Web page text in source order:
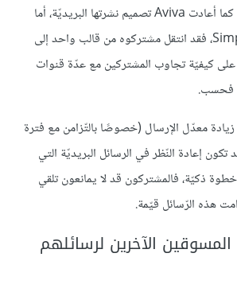
المحتوى الذي يريدونه، كما أعادت Aviva تصميم نشرتها البريديّة، أما
عميل SimpleRelevance، فقد انتقل مشتركوه من قالب واحد إلى
على كيفيّة تجاوب المشتركين مع عدّة قنوات
فحسب.
معدّل الإرسال (خصوصًا بالتّزامن مع فترة
تكون إعادة النّظر في الرسائل البريديّة التي
ذكيّة، فالمشتركون قد لا يمانعون تلقي
هذه الرّسائل قيّمة.
الآخرين لرسائلهم